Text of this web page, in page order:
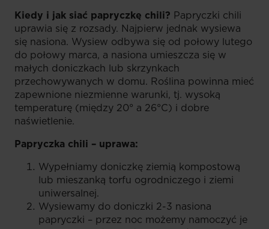
Kiedy i jak siać papryczkę chili? Papryczki chili
uprawia się z rozsady. Najpierw jednak wysiewa
się nasiona. Wysiew odbywa się od połowy lutego
do połowy marca, a nasiona umieszcza się w
małych doniczkach lub skrzynkach
przechowywanych w domu. Roślina powinna mieć
zapewnione niezmienne warunki, tj. wysoką
temperaturę (między 20° a 26°C) i dobre
naświetlenie.
Papryczka chili – uprawa:
Wypełniamy doniczkę ziemią kompostową
lub mieszanką torfu ogrodniczego i ziemi
uniwersalnej.
Wysiewamy do doniczki 2-3 nasiona
papryczki – przez noc możemy namoczyć je